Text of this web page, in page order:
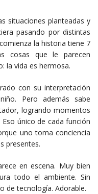
situaciones planteadas y
pasando por distintas
la historia tiene 7
cosas que le parecen
la vida es hermosa.
con su interpretación
Pero además sabe
logrando momentos
único de cada función
uno toma conciencia
presentes.
en escena. Muy bien
todo el ambiente. Sin
de tecnología. Adorable.